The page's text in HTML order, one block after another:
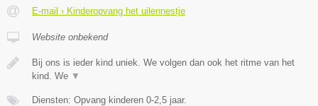
E-mail › Kinderopvang het uilennestje
Website onbekend
Bij ons is ieder kind uniek. We volgen dan ook het ritme van het
kind. We ▼
Diensten: Opvang kinderen 0-2,5 jaar.